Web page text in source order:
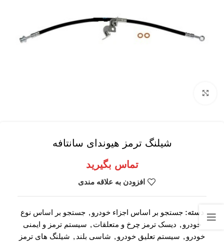
شیلنگ ترمز هیوندای سانتافه
تماس بگیرید
افزودن به علاقه مندی
دسته: جستجو بر اساس اجزاء خودرو , جستجو بر اساس نوع
خودرو , دیسک ترمز چرخ و متعلقات , سیستم ترمز و ایمنی
خودرو , سیستم تعلیق خودرو , شاسی بلند , شیلنگ های ترمز